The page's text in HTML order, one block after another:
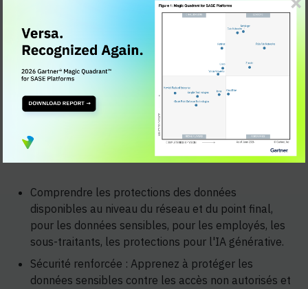
Aperçu de l'apprentissage des participants :
Les participants acquerront une compréhension
approfondie des solutions DLPNetworks Versa
Networks, notamment comment mettre en œuvre et
gérer les politiques DLP, garantir la conformité
réglementaire et protéger les données sensibles contre
tout accès non autorisé et toute exfiltration.
Comprendre les protections des données
disponibles au niveau du réseau et du point final,
pour les données sensibles, pour les employés, les
sous-traitants, les protections pour l'IA générative.
Sécurité renforcée : Apprenez à protéger les
données sensibles contre les accès non autorisés et